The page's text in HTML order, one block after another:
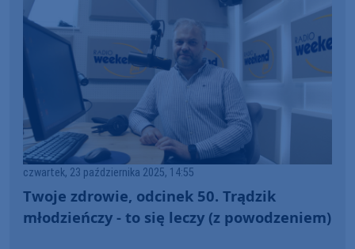
czwartek, 23 października 2025, 14:55
Twoje zdrowie, odcinek 50. Trądzik
młodzieńczy - to się leczy (z powodzeniem)